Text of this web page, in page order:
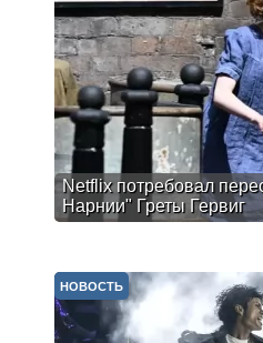
Netflix потребовал
Нарнии" Греты Гервиг
НОВОСТЬ